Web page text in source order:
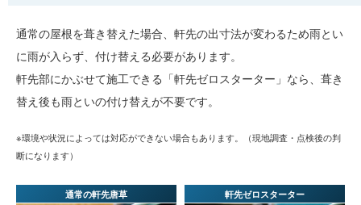
通常の屋根を葺き替えた場合、軒先の出寸法が変わるため雨とい
に雨が入らず、付け替える必要があります。
軒先部にかぶせて施工できる「軒先ゼロスターター」なら、葺き
替え後も雨といの付け替えが不要です。
※環境や状況によっては対応ができない場合もあります。（現地調査・点検後の判
断になります）
通常の軒先唐草 軒先ゼロスターター